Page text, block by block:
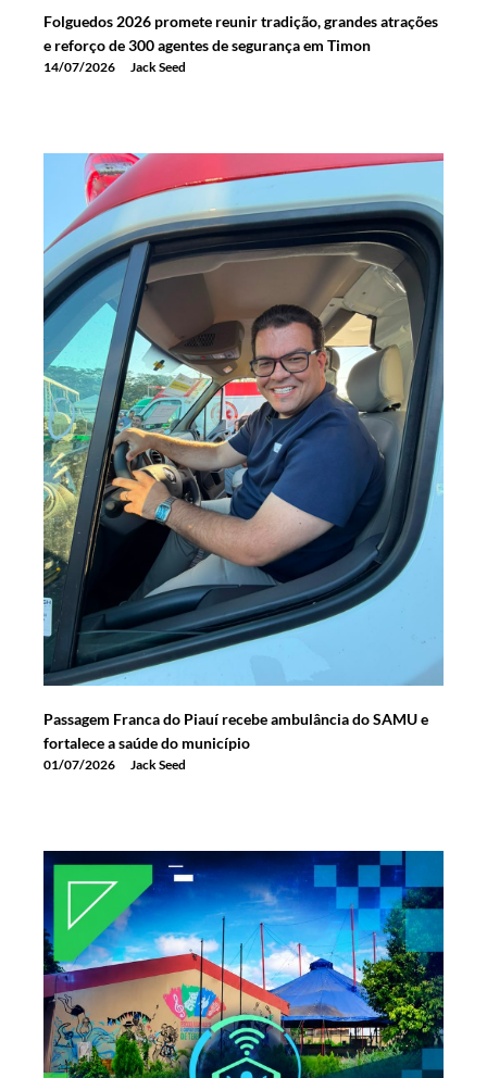
Folguedos 2026 promete reunir tradição, grandes atrações
e reforço de 300 agentes de segurança em Timon
14/07/2026 Jack Seed
Passagem Franca do Piauí recebe ambulância do SAMU e
fortalece a saúde do município
01/07/2026 Jack Seed